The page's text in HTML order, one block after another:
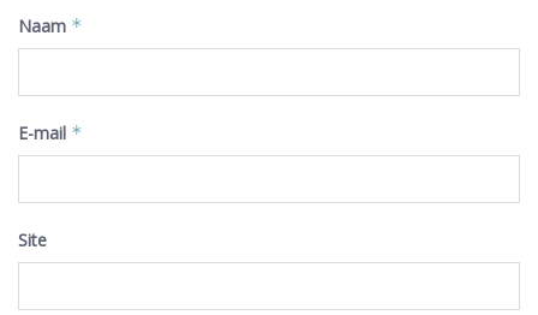
Naam *
E-mail *
Site